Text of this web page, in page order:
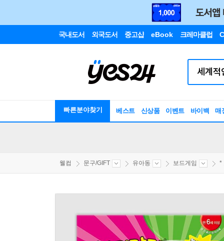
국내도서 외국도서 중고샵 eBook 크레마클럽
빠른분야찾기 베스트 신상품 이벤트 바이백 매
웰컴 문구/GIFT 유아동 보드게임 *